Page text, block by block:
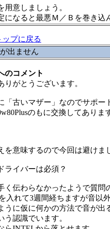
用意しましょう。
になると最悪Ｍ／Ｂを巻き込
プに戻る
出ません
のコメント
りがとうございます。
「古いマザー」なのでサポー
のもに交換してありま
を意味するので今回は避けま
ライバーは必須？
く伝わらなかったようで質問
入れて3週間経ちますが音以
うに仮に何かの方法で音が出
う認識でいます。